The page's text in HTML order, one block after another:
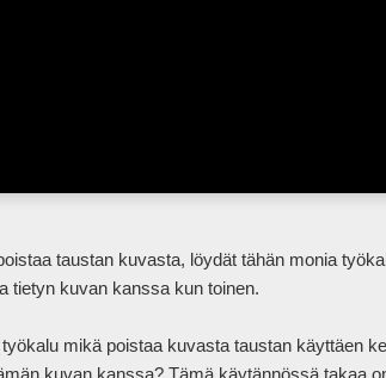
tietyn kuvan kanssa kun toinen.
mikä poistaa kuvasta taustan käyttäen